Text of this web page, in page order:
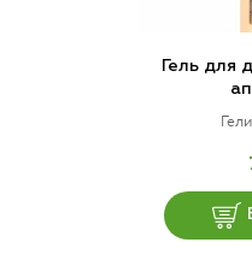
Гель для